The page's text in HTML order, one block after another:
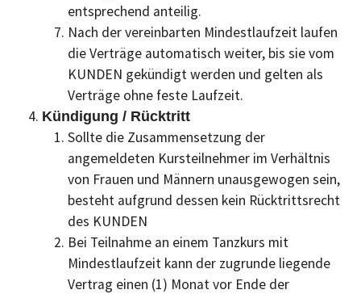
entsprechend anteilig.
Nach der vereinbarten Mindestlaufzeit laufen
die Verträge automatisch weiter, bis sie vom
KUNDEN gekündigt werden und gelten als
Verträge ohne feste Laufzeit.
Kündigung / Rücktritt
Sollte die Zusammensetzung der
angemeldeten Kursteilnehmer im Verhältnis
von Frauen und Männern unausgewogen sein,
besteht aufgrund dessen kein Rücktrittsrecht
des KUNDEN
Bei Teilnahme an einem Tanzkurs mit
Mindestlaufzeit kann der zugrunde liegende
Vertrag einen (1) Monat vor Ende der